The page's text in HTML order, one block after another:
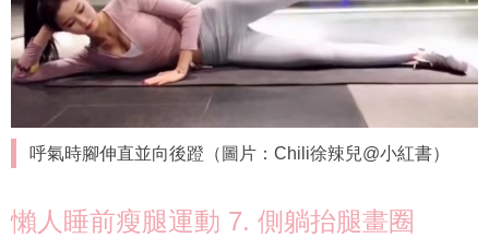
呼氣時腳伸直並向後蹬（圖片：Chili徐辣兒@小紅書）
懶人睡前瘦腿運動 7. 側躺抬腿畫圈